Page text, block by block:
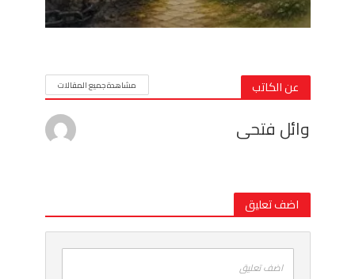
عن الكاتب مشاهدة جميع المقالات
وائل فتحى
اضف تعليق
اضف تعليق